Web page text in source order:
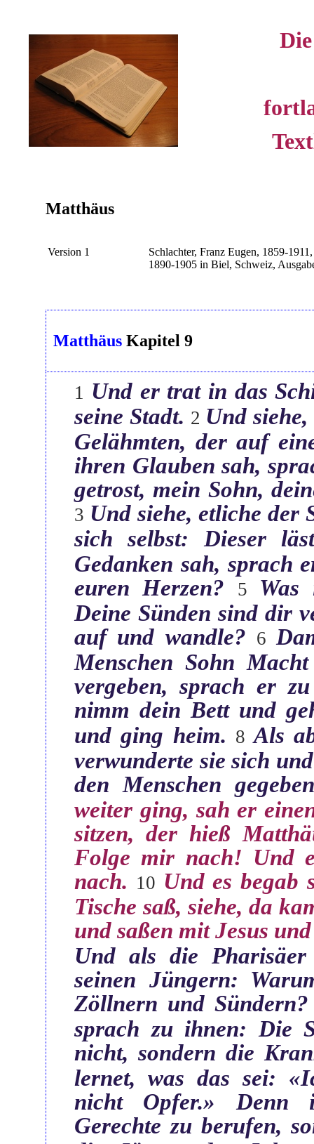
Matthäus
Version 1
Schlachter, Franz Eugen, 1859-
1890-1905 in Biel, Schweiz,
Matthäus Kapitel 9
Und er trat in das
seine Stadt.‎
Und
Gelähmten, der auf
ihren Glauben sah,
getrost, mein Sohn,
Und siehe, etliche der
sich selbst: Dieser
Gedanken sah, sprach
euren Herzen?‎
Was
Deine Sünden sind dir
auf und wandle?‎
‏6
Menschen Sohn
vergeben, sprach er
nimm dein Bett und
und ging heim.‎
‏8Als
verwunderte sie sich
den Menschen
weiter ging, sah er
sitzen, der hieß
Folge mir nach! Und
nach.‎
Und es begab
Tische saß, siehe, da
und saßen mit Jesus
Und als die
seinen Jüngern:
Zöllnern und
sprach zu ihnen: Die
nicht, sondern die
lernet, was das sei:
nicht Opfer.» Denn
Gerechte zu berufen,